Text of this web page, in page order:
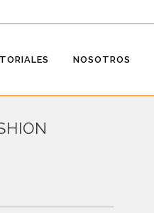
NOSOTROS